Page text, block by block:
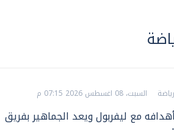
رياضة السبت، 08 اغسطس 2026 07:15 م
مع ليفربول ويعد الجماهير بفريق